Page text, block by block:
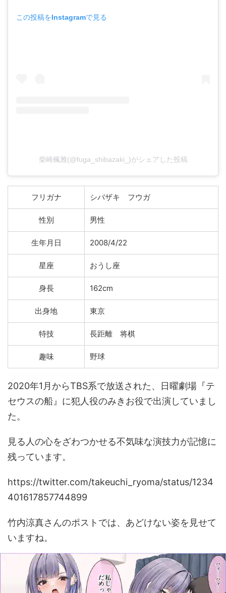
この投稿をInstagramで見る
柴崎楓雅(@fuga_shibazaki_)がシェアした投稿
フリガナ シバザキ フウガ
性別 男性
生年月日 2008/4/22
星座 おうし座
身長 162cm
出身地 東京
特技 長距離 将棋
趣味 野球
2020年1月からTBS系で放送された、日曜劇場『テ
セウスの船』に犯人役のみきお役で出演していまし
た。
見る人の心をざわつかせる不気味な演技力が記憶に
残っています。
https://twitter.com/takeuchi_ryoma/status/1234
401617857744899
竹内涼真さんのポストでは、あどけない姿を見せて
いますね。